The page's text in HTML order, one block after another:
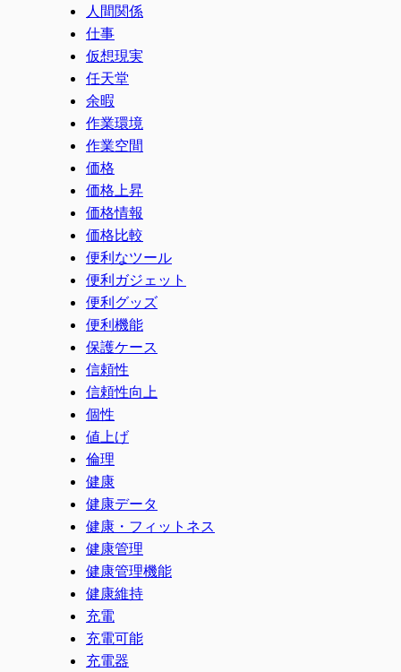
人間関係
仕事
仮想現実
任天堂
余暇
作業環境
作業空間
価格
価格上昇
価格情報
価格比較
便利なツール
便利ガジェット
便利グッズ
便利機能
保護ケース
信頼性
信頼性向上
個性
値上げ
倫理
健康
健康データ
健康・フィットネス
健康管理
健康管理機能
健康維持
充電
充電可能
充電器